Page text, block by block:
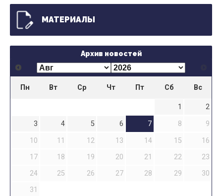
МАТЕРИАЛЫ
Архив новостей
Пн Вт Ср Чт Пт Сб Вс
1
2
3
4 5 6 7 8
9
10
11 12 13 14 15
16
17
18 19 20 21 22
23
24
25 26 27 28 29
30
31